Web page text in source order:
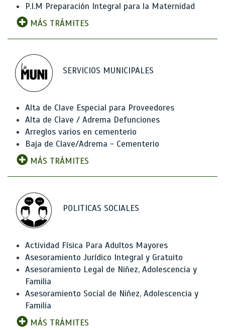
P.I.M Preparación Integral para la Maternidad
MÁS TRÁMITES
SERVICIOS MUNICIPALES
Alta de Clave Especial para Proveedores
Alta de Clave / Adrema Defunciones
Arreglos varios en cementerio
Baja de Clave/Adrema - Cementerio
MÁS TRÁMITES
POLITICAS SOCIALES
Actividad Física Para Adultos Mayores
Asesoramiento Jurídico Integral y Gratuito
Asesoramiento Legal de Niñez, Adolescencia y
Familia
Asesoramiento Social de Niñez, Adolescencia y
Familia
MÁS TRÁMITES